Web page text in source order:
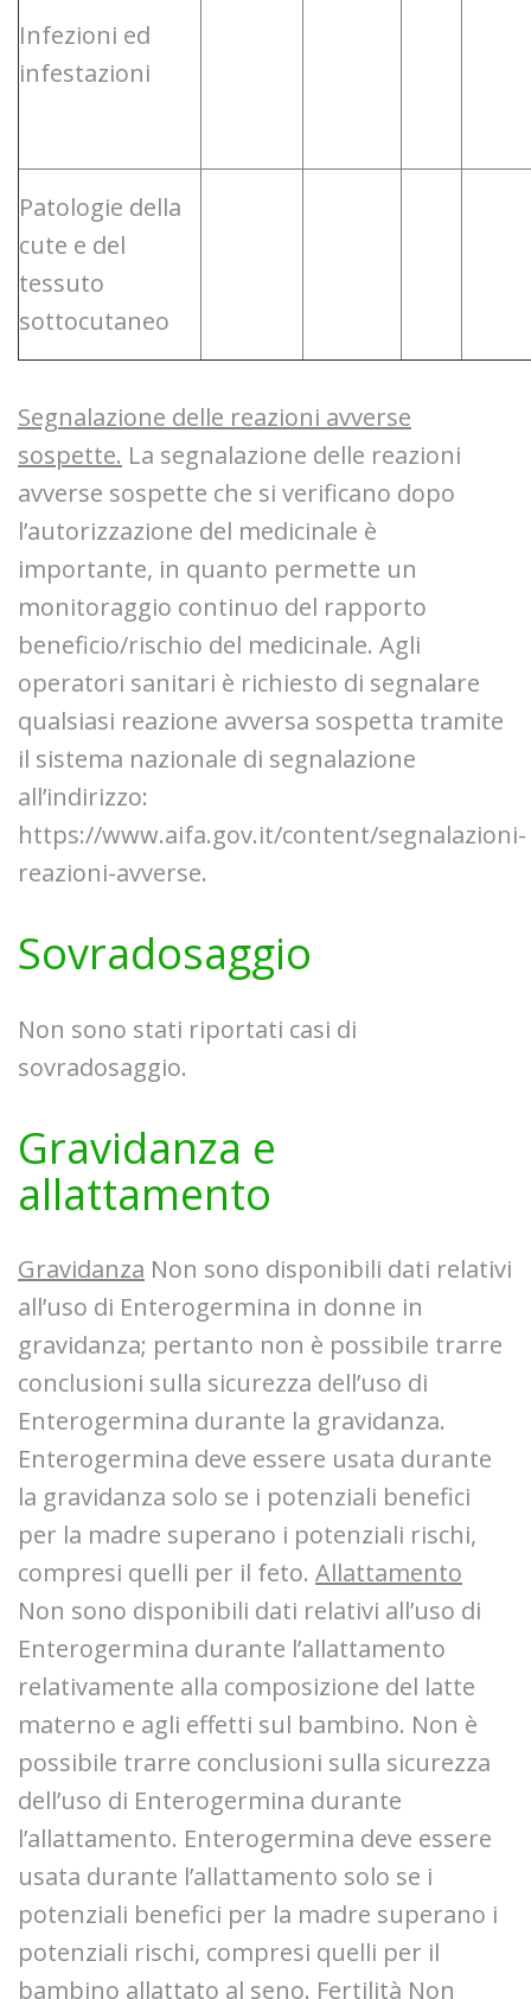
Infezioni ed
infestazioni
Patologie della
cute e del
tessuto
sottocutaneo
Segnalazione delle reazioni avverse
sospette. La segnalazione delle reazioni
avverse sospette che si verificano dopo
l’autorizzazione del medicinale è
importante, in quanto permette un
monitoraggio continuo del rapporto
beneficio/rischio del medicinale. Agli
operatori sanitari è richiesto di segnalare
qualsiasi reazione avversa sospetta tramite
il sistema nazionale di segnalazione
all’indirizzo:
https://www.aifa.gov.it/content/segnalazioni-
reazioni-avverse.
Sovradosaggio
Non sono stati riportati casi di
sovradosaggio.
Gravidanza e
allattamento
Gravidanza Non sono disponibili dati relativi
all’uso di Enterogermina in donne in
gravidanza; pertanto non è possibile trarre
conclusioni sulla sicurezza dell’uso di
Enterogermina durante la gravidanza.
Enterogermina deve essere usata durante
la gravidanza solo se i potenziali benefici
per la madre superano i potenziali rischi,
compresi quelli per il feto. Allattamento
Non sono disponibili dati relativi all’uso di
Enterogermina durante l’allattamento
relativamente alla composizione del latte
materno e agli effetti sul bambino. Non è
possibile trarre conclusioni sulla sicurezza
dell’uso di Enterogermina durante
l’allattamento. Enterogermina deve essere
usata durante l’allattamento solo se i
potenziali benefici per la madre superano i
potenziali rischi, compresi quelli per il
bambino allattato al seno. Fertilità Non